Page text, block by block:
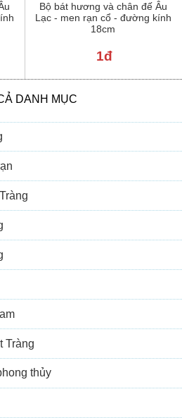
Bộ bát hương và chân đế Âu
Lạc - men rạn cổ - đường kính
18cm
1đ
DANH MỤC
Tràng
thủy